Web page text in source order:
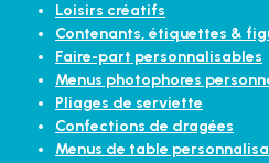
Loisirs créatifs
Contenants, étiquettes &
Faire-part personnalisables
Menus photophores
Pliages de serviette
Confections de dragées
Menus de table